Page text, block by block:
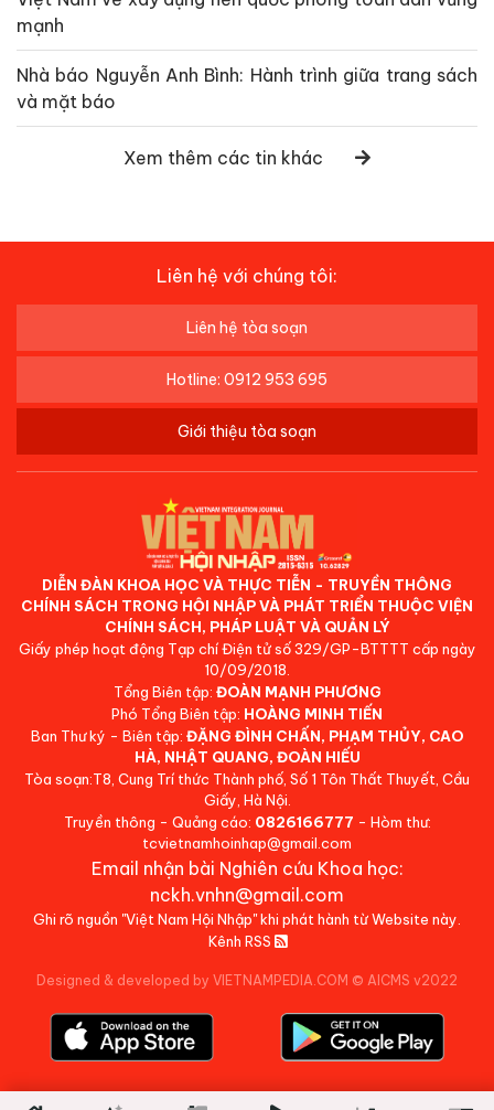
mạnh
Nhà báo Nguyễn Anh Bình: Hành trình giữa trang sách
và mặt báo
Xem thêm các tin khác
Liên hệ với chúng tôi:
Liên hệ tòa soạn
Hotline: 0912 953 695
Giới thiệu tòa soạn
DIỄN ĐÀN KHOA HỌC VÀ THỰC TIỄN - TRUYỀN THÔNG
CHÍNH SÁCH TRONG HỘI NHẬP VÀ PHÁT TRIỂN THUỘC VIỆN
CHÍNH SÁCH, PHÁP LUẬT VÀ QUẢN LÝ
Giấy phép hoạt động Tạp chí Điện tử số 329/GP-BTTTT cấp ngày
10/09/2018.
Tổng Biên tập: ĐOÀN MẠNH PHƯƠNG
Phó Tổng Biên tập: HOÀNG MINH TIẾN
Ban Thư ký - Biên tập: ĐẶNG ĐÌNH CHẤN, PHẠM THỦY, CAO
HÀ, NHẬT QUANG, ĐOÀN HIẾU
Tòa soạn:T8, Cung Trí thức Thành phố, Số 1 Tôn Thất Thuyết, Cầu
Giấy, Hà Nội.
Truyền thông - Quảng cáo: 0826166777 - Hòm thư:
tcvietnamhoinhap@gmail.com
Email nhận bài Nghiên cứu Khoa học:
nckh.vnhn@gmail.com
Ghi rõ nguồn "Việt Nam Hội Nhập" khi phát hành từ Website này.
Kênh RSS
Designed & developed by VIETNAMPEDIA.COM © AICMS v2022